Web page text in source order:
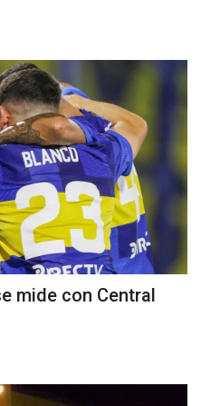
mide con Central